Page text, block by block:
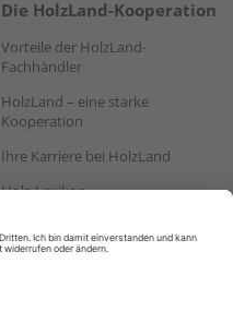
Die HolzLand-Kooperation
Vorteile der HolzLand-
Fachhändler
HolzLand – eine starke
Kooperation
Ihre Karriere bei HolzLand
Holz-Lexikon